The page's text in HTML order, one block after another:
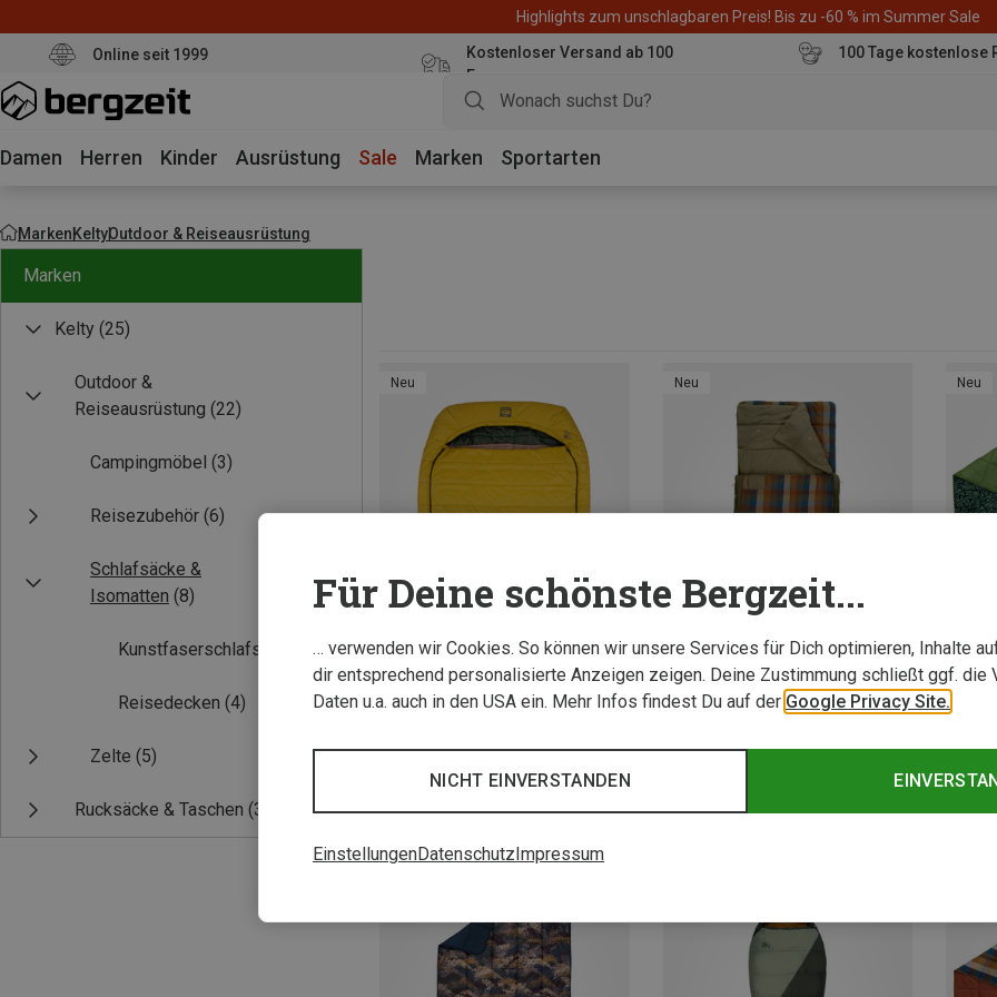
Highlights zum unschlagbaren Preis! Bis zu -60 % im Summer Sale
Online seit 1999
Kostenloser Versand ab 100
Euro
100 Tage kostenlose
Damen Herren Kinder Ausrüstung Sale Marken Sportarten
MarkenKeltyOutdoor & Reiseausrüstung
Marken
Kelty (25)
Outdoor &
Reiseausrüstung (22)
Campingmöbel (3)
Reisezubehör (6)
Schlafsäcke &
Isomatten (8)
Kunstfaserschlafsäcke (4)
Reisedecken (4)
Zelte (5)
Rucksäcke & Taschen (3)
Neu
Tru.Comfort Doublewide 20F Schlafsack
273,60 €
Neu
224,95 €
Neu
Biggie
78,20 €
Für Deine schönste Bergzeit...
… verwenden wir Cookies. So können wir unsere Services für Dich optimieren, Inhalte
dir entsprechend personalisierte Anzeigen zeigen. Deine Zustimmung schließt ggf. die
Daten u.a. auch in den USA ein. Mehr Infos findest Du auf der Google Privacy Site.
NICHT EINVERSTANDEN
EinstellungenDatenschutzImpressum